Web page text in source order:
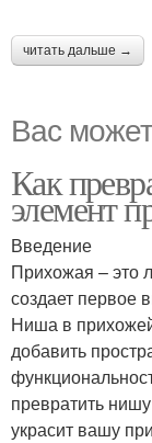
читать дальше →
Вас
Как
элемент
Введение
Прихожая – это
создает первое
Ниша в
добавить
превратить
украсит вашу